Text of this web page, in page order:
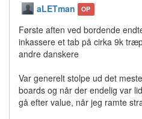
aLETman OP
Første aften ved bordende
inkassere et tab på cirka 9k
andre danskere
Var generelt stolpe ud det
boards og når der endelig var
gå efter value, når jeg ramte